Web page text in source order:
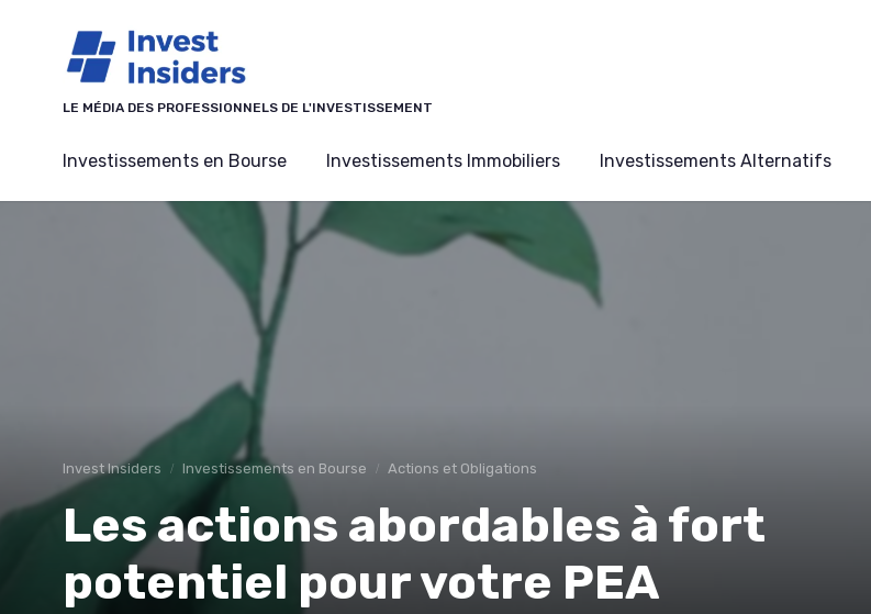
LE MÉDIA DES PROFESSIONNELS DE L'INVESTISSEMENT
Investissements en Bourse Investissements Immobiliers Investissements Alternatifs
Invest Insiders Investissements en Bourse Actions et Obligations
Les actions abordables à fort
potentiel pour votre PEA